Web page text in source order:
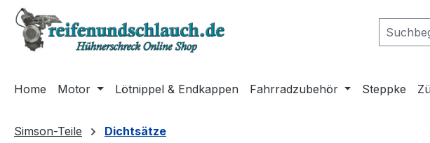
Hauptinhalt springen
Zur Suche springen
Zur Hauptnavigation springen
Home Motor Lötnippel & Endkappen Fahrradzubehör Steppke
Simson-Teile Dichtsätze